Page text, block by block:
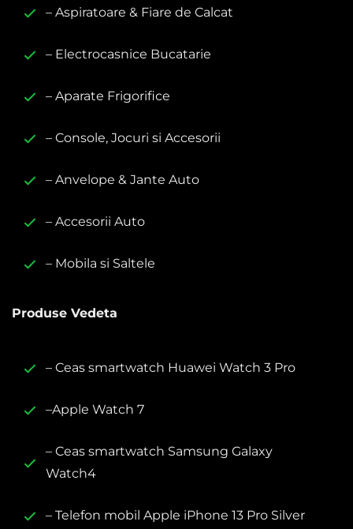
– Aspiratoare & Fiare de Calcat
– Electrocasnice Bucatarie
– Aparate Frigorifice
– Console, Jocuri si Accesorii
– Anvelope & Jante Auto
– Accesorii Auto
– Mobila si Saltele
Produse Vedeta
– Ceas smartwatch Huawei Watch 3 Pro
–Apple Watch 7
– Ceas smartwatch Samsung Galaxy
Watch4
– Telefon mobil Apple iPhone 13 Pro Silver